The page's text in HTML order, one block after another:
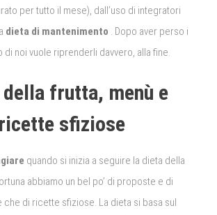
per tutto il mese), dall’uso di integratori
dieta di mantenimento . Dopo aver perso i
di noi vuole riprenderli davvero, alla fine.
della frutta, menù e
ricette sfiziose
quando si inizia a seguire la dieta della
abbiamo un bel po’ di proposte e di
che di ricette sfiziose. La dieta si basa sul